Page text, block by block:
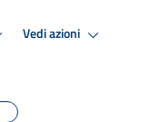
Vedi azioni